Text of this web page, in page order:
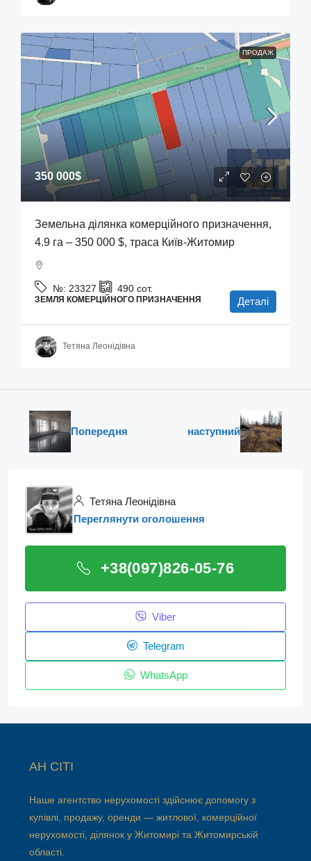
ПРОДАЖ
350 000$
Земельна ділянка комерційного призначення,
4.9 га – 350 000 $, траса Київ-Житомир
№: 23327 490 сот.
ЗЕМЛЯ КОМЕРЦІЙНОГО ПРИЗНАЧЕННЯ Деталі
Тетяна Леонідівна
Попередня наступний
Тетяна Леонідівна
Переглянути оголошення
+38(097)826-05-76
Viber
Telegram
WhatsApp
АН СІТІ
Наше агентство нерухомості здійснює допомогу з
купівлі, продажу, оренди — житлової, комерційної
нерухомості, ділянок у Житомирі та Житомирській
області.